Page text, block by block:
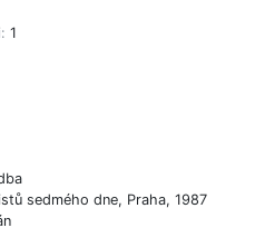
1
sedmého dne, Praha, 1987